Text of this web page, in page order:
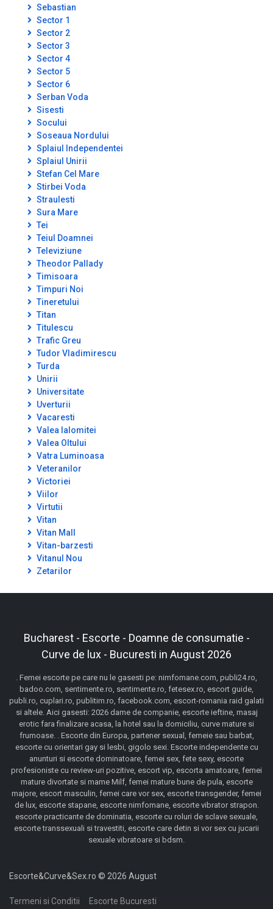
Sebastian
Sector 1
Sector 2
Sector 3
Sector 4
Sector 5
Sector 6
Serban Voda
Sisesti
Socului
Soseaua Nordului
Splaiul Independentei
Splaiul Unirii
Stefan Cel Mare
Stirbei Voda
Straulesti
Sura Mare
Tei
Teiul Doamnei
Televiziune
Theodor Pallady
Timisoara
Timpuri Noi
Tineretului
Titan
Titulescu
Trafic Greu
Tudor Vladimirescu
Turda
Unirii
Universitate
Uverturii
Vacaresti
Valea Ialomitei
Valea Oltului
Vatra Luminoasa
Veteranilor
Victoriei
Viilor
Virtutii
Vitan
Vitan Mall
Vitan-barzesti
Vitanul Nou
Zetarilor
Bucharest - Escorte - Doamne de consumatie -
Curve de lux - Bucuresti in August 2026
. Femei escorte pe care nu le gasesti pe: nimfomane.com, publi24.ro,
badoo.com, sentimente.ro, sentimente.ro, fetesex.ro, escort guide,
publi.ro, cuplari.ro, publitim.ro, facebook.com, escort-romania raid galati
si altele. Aici gasesti: 2026 dame de companie, escorte ieftine, masaj
erotic fara finalizare acasa, la hotel sau la domiciliu, curve mature si
frumoase. . Escorte din Europa, partener sexual, femeie sau barbat,
escorte cu orientari gay si lesbi, gigolo sexi. Escorte independente cu
anunturi si escorte dominatoare, femei sex, fete sexy, escorte
profesioniste cu review-uri pozitive, escort vip, escorta amatoare, femei
mature divortate si mame Milf, femei mature bune de pula, escorte
majore, escort masculin, femei care vor sex, escorte transgender, femei
de lux, escorte stapane, escorte nimfomane, escorte vibrator strapon.
escorte practicante de dominatia, escorte cu roluri de sclave sexuale,
escorte transsexuali si travestiti, escorte care detin si vor sex cu jucarii
sexuale vibratoare si bdsm.
Escorte&Curve&Sex.ro © 2026 August
Termeni si Conditii Escorte Bucuresti